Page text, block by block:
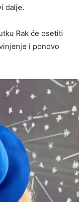
dalje.
Rak će osetiti
i ponovo